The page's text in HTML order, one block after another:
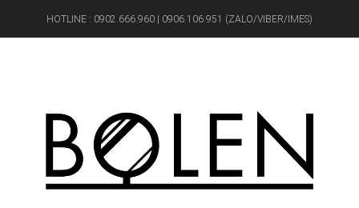
HOTLINE : 0902.666.960 | 0906.106.951 (ZALO/VIBER/IMES)